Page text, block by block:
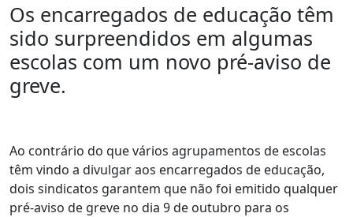
Os encarregados de educação têm
sido surpreendidos em algumas
escolas com um novo pré-aviso de
greve.
Ao contrário do que vários agrupamentos de escolas
têm vindo a divulgar aos encarregados de educação,
dois sindicatos garantem que não foi emitido qualquer
pré-aviso de greve no dia 9 de outubro para os